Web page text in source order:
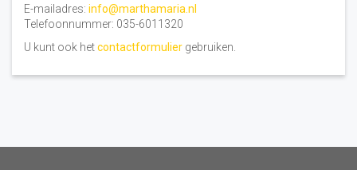
E-mailadres: info@marthamaria.nl
Telefoonnummer: 035-6011320
U kunt ook hetcontactformulier gebruiken.